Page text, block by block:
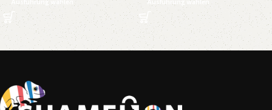
Ausführung wählen Ausführung wählen